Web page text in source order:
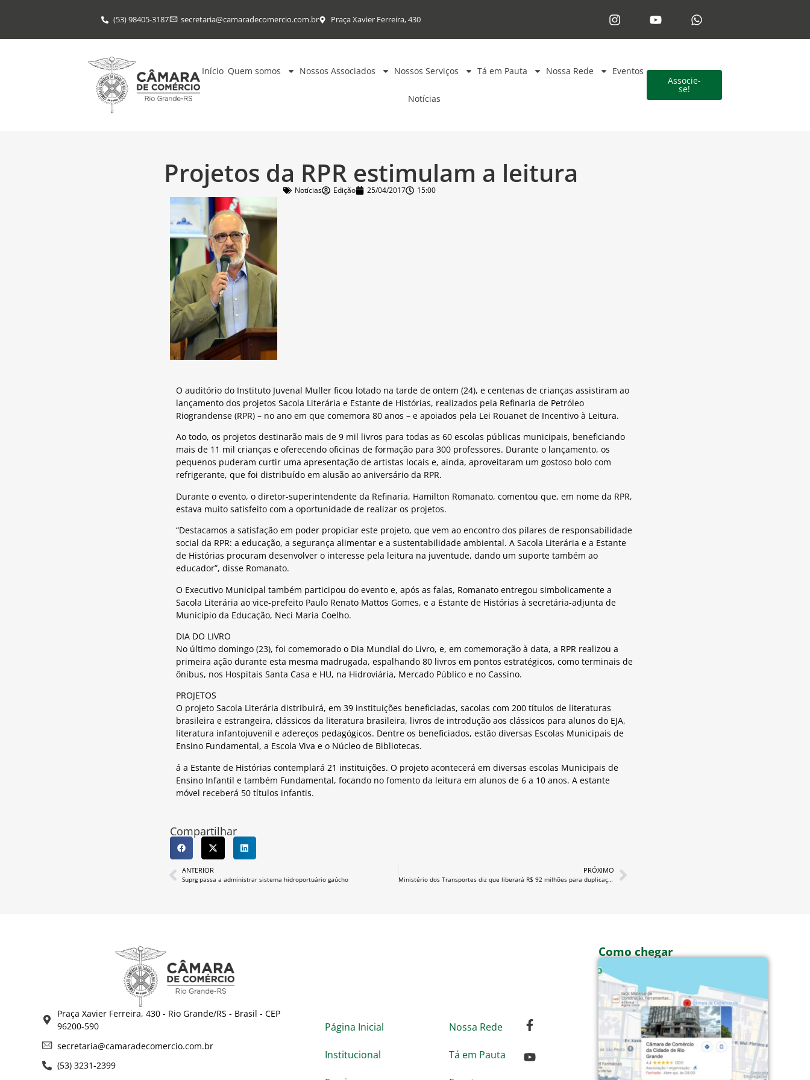
(53) 98405-3187 secretaria@​camaradecomercio.com.br Praça Xavier Ferreira, 430
Início Quem somos Nossos Associados Nossos Serviços Tá em Pauta Nossa Rede Eventos
Notícias
Associe-
se!
Projetos da RPR estimulam a leitura
Notícias Edição 25/04/2017 15:00
O auditório do Instituto Juvenal Muller ficou lotado na tarde de ontem (24), e centenas de crianças assistiram ao
lançamento dos projetos Sacola Literária e Estante de Histórias, realizados pela Refinaria de Petróleo
Riograndense (RPR) – no ano em que comemora 80 anos – e apoiados pela Lei Rouanet de Incentivo à Leitura.
Ao todo, os projetos destinarão mais de 9 mil livros para todas as 60 escolas públicas municipais, beneficiando
mais de 11 mil crianças e oferecendo oficinas de formação para 300 professores. Durante o lançamento, os
pequenos puderam curtir uma apresentação de artistas locais e, ainda, aproveitaram um gostoso bolo com
refrigerante, que foi distribuído em alusão ao aniversário da RPR.
Durante o evento, o diretor-superintendente da Refinaria, Hamilton Romanato, comentou que, em nome da RPR,
estava muito satisfeito com a oportunidade de realizar os projetos.
“Destacamos a satisfação em poder propiciar este projeto, que vem ao encontro dos pilares de responsabilidade
social da RPR: a educação, a segurança alimentar e a sustentabilidade ambiental. A Sacola Literária e a Estante
de Histórias procuram desenvolver o interesse pela leitura na juventude, dando um suporte também ao
educador”, disse Romanato.
O Executivo Municipal também participou do evento e, após as falas, Romanato entregou simbolicamente a
Sacola Literária ao vice-prefeito Paulo Renato Mattos Gomes, e a Estante de Histórias à secretária-adjunta de
Município da Educação, Neci Maria Coelho.
DIA DO LIVRO
No último domingo (23), foi comemorado o Dia Mundial do Livro, e, em comemoração à data, a RPR realizou a
primeira ação durante esta mesma madrugada, espalhando 80 livros em pontos estratégicos, como terminais de
ônibus, nos Hospitais Santa Casa e HU, na Hidroviária, Mercado Público e no Cassino.
PROJETOS
O projeto Sacola Literária distribuirá, em 39 instituições beneficiadas, sacolas com 200 títulos de literaturas
brasileira e estrangeira, clássicos da literatura brasileira, livros de introdução aos clássicos para alunos do EJA,
literatura infantojuvenil e adereços pedagógicos. Dentre os beneficiados, estão diversas Escolas Municipais de
Ensino Fundamental, a Escola Viva e o Núcleo de Bibliotecas.
á a Estante de Histórias contemplará 21 instituições. O projeto acontecerá em diversas escolas Municipais de
Ensino Infantil e também Fundamental, focando no fomento da leitura em alunos de 6 a 10 anos. A estante
móvel receberá 50 títulos infantis.
Compartilhar
ANTERIOR
Suprg passa a administrar sistema hidroportuário gaúcho
PRÓXIMO
Ministério dos Transportes diz que liberará R$ 92 milhões para duplicação da BR-116 no RS
Praça Xavier Ferreira, 430 - Rio Grande/RS - Brasil - CEP
96200-590
secretaria@camaradecomercio.com.br
(53) 3231-2399
Página Inicial
Institucional
Nossa Rede
Tá em Pauta
Como chegar